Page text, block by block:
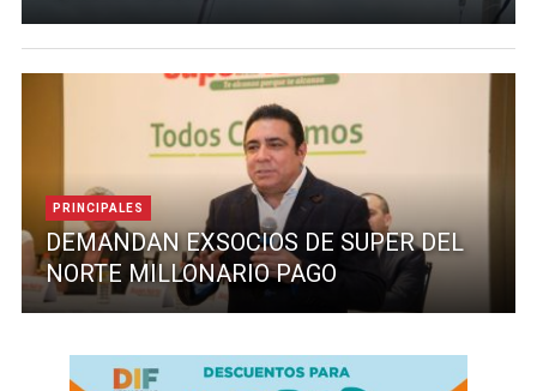
PRINCIPALES
DEMANDAN EXSOCIOS DE SUPER DEL
NORTE MILLONARIO PAGO